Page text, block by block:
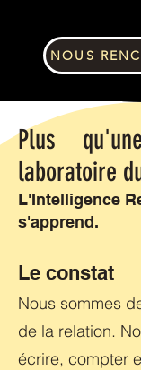
NOUS
Plus
laboratoire
L'Intelligence
s'apprend.
Le constat
Nous sommes
de la relation.
écrire, compter